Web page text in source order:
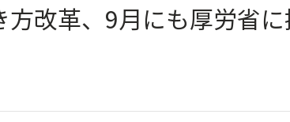
方改革、9月にも厚労